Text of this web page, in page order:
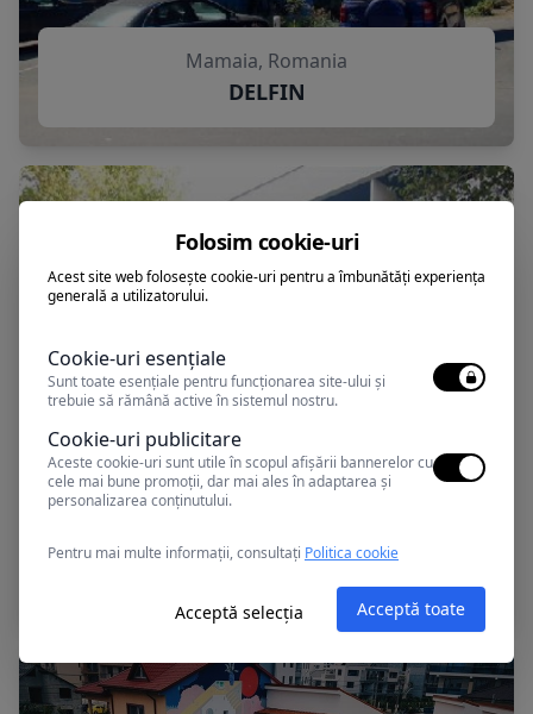
Mamaia, Romania
DELFIN
APOLLO
Folosim cookie-uri
Acest site web folosește cookie-uri pentru a îmbunătăți experiența
generală a utilizatorului.
Cookie-uri esențiale
Sunt toate esențiale pentru funcționarea site-ului și
trebuie să rămână active în sistemul nostru.
Cookie-uri publicitare
Aceste cookie-uri sunt utile în scopul afișării bannerelor cu
cele mai bune promoții, dar mai ales în adaptarea și
personalizarea conținutului.
Pentru mai multe informații, consultați Politica cookie
Acceptă selecția Acceptă toate